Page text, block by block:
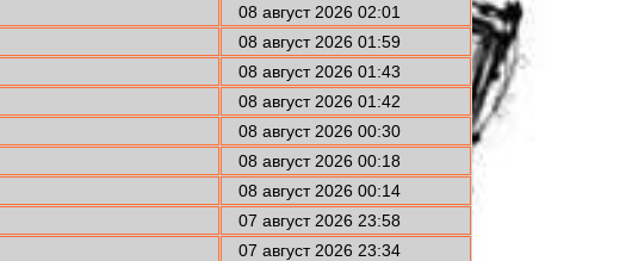
08 август 2026 02:01
08 август 2026 01:59
08 август 2026 01:43
08 август 2026 01:42
08 август 2026 00:30
08 август 2026 00:18
08 август 2026 00:14
07 август 2026 23:58
07 август 2026 23:34